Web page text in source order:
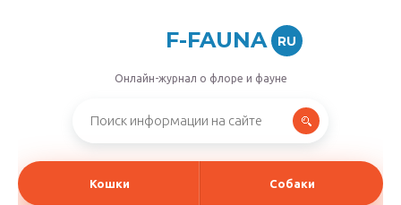
F-FAUNA RU
Онлайн-журнал о флоре и фауне
Кошки Собаки